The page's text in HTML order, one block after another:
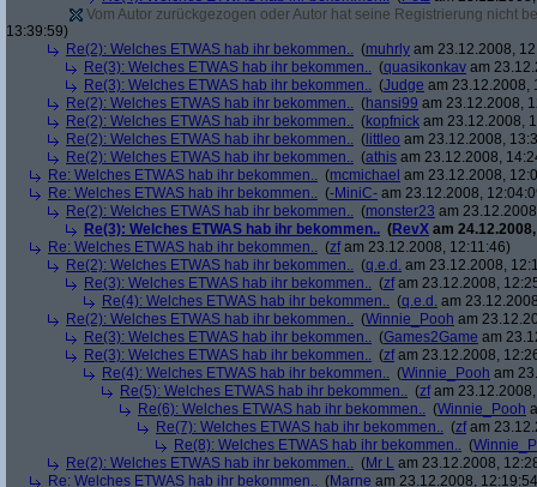
Vom Autor zurückgezogen oder Autor hat seine Registrierung nicht
13:39:59)
Re(2): Welches ETWAS hab ihr bekommen.. (muhrly am 23.12.2008,
Re(3): Welches ETWAS hab ihr bekommen.. (quasikonkav am
Re(3): Welches ETWAS hab ihr bekommen.. (Judge am 23.12.2008,
Re(2): Welches ETWAS hab ihr bekommen.. (hansi99 am 23.12.2008,
Re(2): Welches ETWAS hab ihr bekommen.. (kopfnick am 23.12.2008,
Re(2): Welches ETWAS hab ihr bekommen.. ( littleo am 23.12.2008,
Re(2): Welches ETWAS hab ihr bekommen.. (athis am 23.12.2008,
Re: Welches ETWAS hab ihr bekommen.. (mcmichael am 23.12.2008,
Re: Welches ETWAS hab ihr bekommen.. (-MiniC- am 23.12.2008,
Re(2): Welches ETWAS hab ihr bekommen.. (monster23 am
Re(3): Welches ETWAS hab ihr bekommen.. (RevX am
Re: Welches ETWAS hab ihr bekommen.. (zfam 23.12.2008, 12:11:46)
Re(2): Welches ETWAS hab ihr bekommen.. (q.e.d. am 23.12.2008,
Re(3): Welches ETWAS hab ihr bekommen.. (zfam 23.12.2008,
Re(4): Welches ETWAS hab ihr bekommen.. (q.e.d. am
Re(2): Welches ETWAS hab ihr bekommen.. (Winnie_Pooh am
Re(3): Welches ETWAS hab ihr bekommen.. (Games2Game am
Re(3): Welches ETWAS hab ihr bekommen.. (zfam 23.12.2008,
Re(4): Welches ETWAS hab ihr bekommen.. (Winnie_Pooh am
Re(5): Welches ETWAS hab ihr bekommen.. (zfam
Re(6): Welches ETWAS hab ihr bekommen.. (Winnie_Pooh
Re(7): Welches ETWAS hab ihr bekommen.. (zfam
Re(8): Welches ETWAS hab ihr bekommen.. (
Re(2): Welches ETWAS hab ihr bekommen.. (Mr L am 23.12.2008,
Re: Welches ETWAS hab ihr bekommen.. (Marne am 23.12.2008,